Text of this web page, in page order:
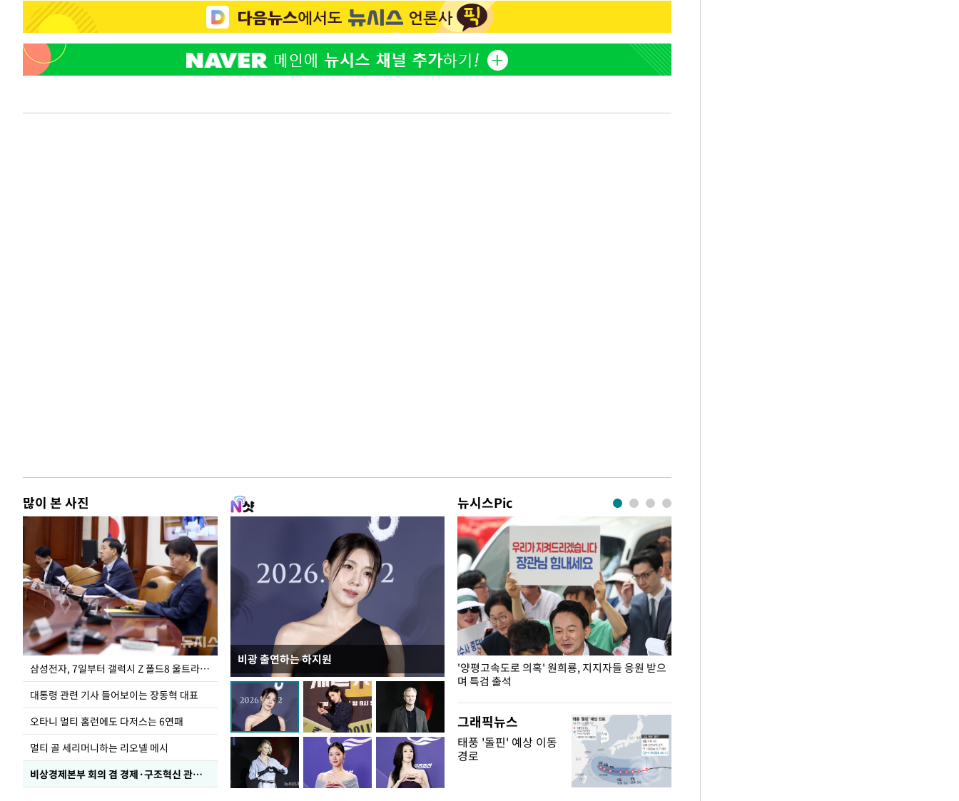
많이 본 사진
삼성전자, 7일부터 갤럭시 Z 폴드8 울트라·폴드8·플립8 출시
대통령 관련 기사 들어보이는 장동혁 대표
오타니 멀티 홈런에도 다저스는 6연패
멀티 골 세리머니하는 리오넬 메시
비상경제본부 회의 겸 경제·구조혁신 관계장관회의
비광 출연하는 하지원
뉴시스Pic
이재명 대통령, "수사·기소 분리 관련 대비책 최
선 다해 강구해야"
'양평고속도로 의혹' 원희룡, 지지자들 응원 받으
며 특검 출석
그래픽뉴스
태풍 '돌핀' 예상 이동
경로